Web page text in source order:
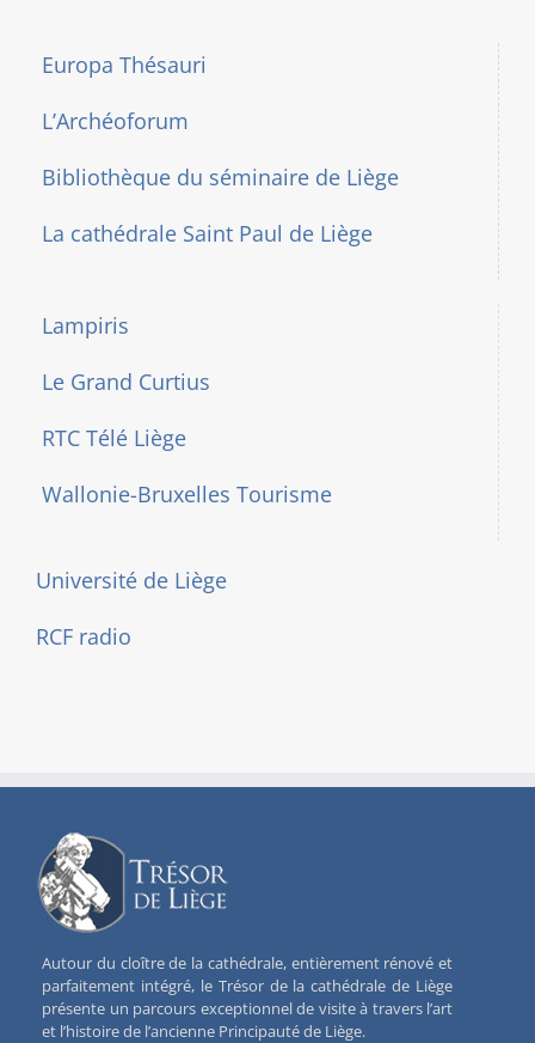
Europa Thésauri
L’Archéoforum
Bibliothèque du séminaire de Liège
La cathédrale Saint Paul de Liège
Lampiris
Le Grand Curtius
RTC Télé Liège
Wallonie-Bruxelles Tourisme
Université de Liège
RCF radio
Autour du cloître de la cathédrale, entièrement rénové et
parfaitement intégré, le Trésor de la cathédrale de Liège
présente un parcours exceptionnel de visite à travers l’art
et l’histoire de l’ancienne Principauté de Liège.